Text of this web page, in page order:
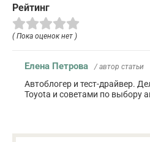
Рейтинг
( Пока оценок нет )
Елена Петрова / автор статьи
Автоблогер и тест-драйвер.
Toyota и советами по выбору